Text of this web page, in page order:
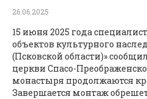
26.06.2025
15 июня 2025 года
объектов культурного
(Псковской области)»
церкви Спасо-
монастыря продолжаются
Завершается монтаж